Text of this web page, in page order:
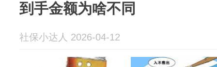
到手金额为啥不同
社保小达人 2026-04-12